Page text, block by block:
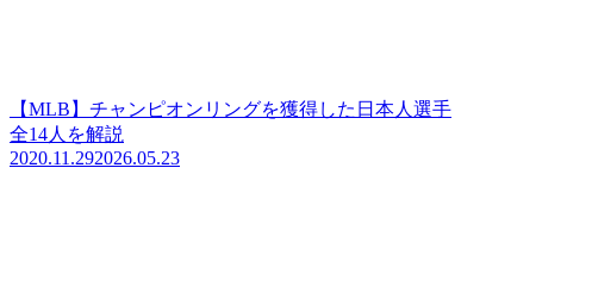
【MLB】チャンピオンリングを獲得した日本人選手
全14人を解説
2020.11.292026.05.23